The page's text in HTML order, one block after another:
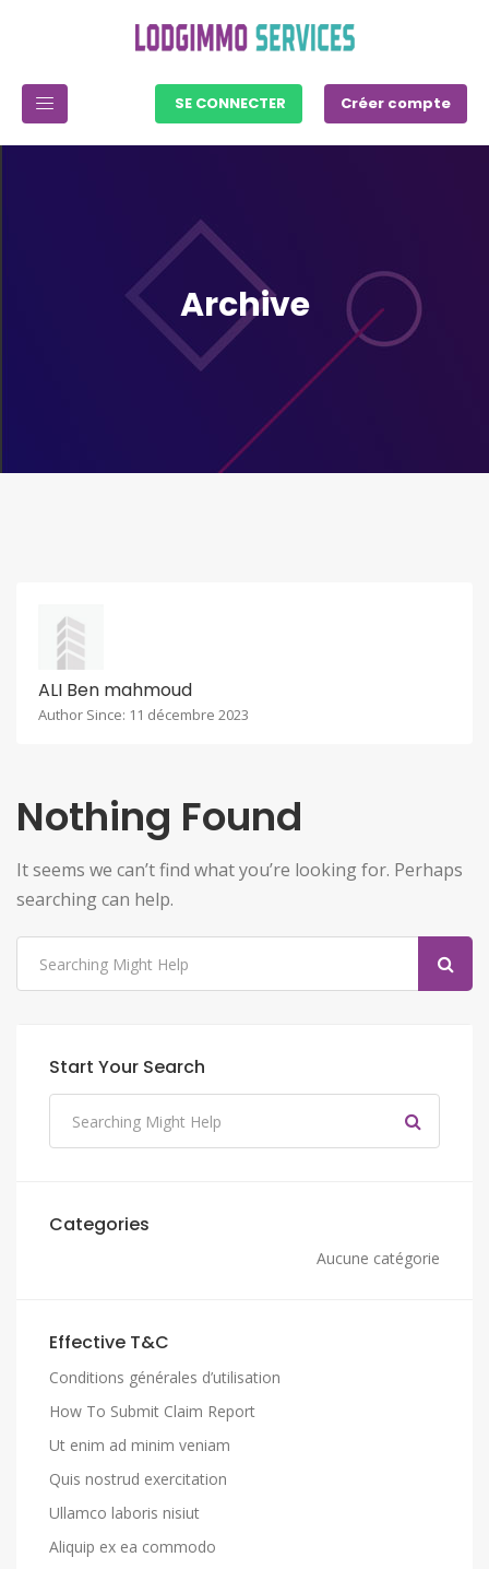
SE CONNECTER Créer compte
Archive
ALI Ben mahmoud
Author Since: 11 décembre 2023
Nothing Found
It seems we can’t find what you’re looking for. Perhaps
searching can help.
Start Your Search
Categories
Aucune catégorie
Effective T&C
Conditions générales d’utilisation
How To Submit Claim Report
Ut enim ad minim veniam
Quis nostrud exercitation
Ullamco laboris nisiut
Aliquip ex ea commodo